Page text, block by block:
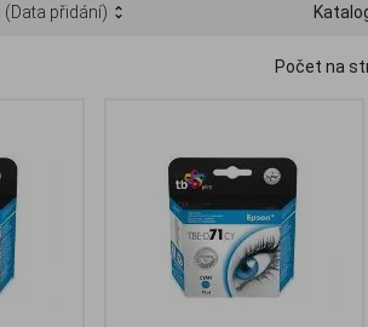
(Data přidání)
Počet na